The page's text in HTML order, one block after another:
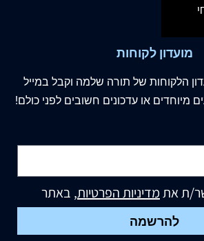
מועדון לקוחות
הלקוחות של תורה שלמה וקבל במייל
מיוחדים או עדכונים חשובים לפני כולם!
ת אתמדיניות הפרטיות, באתר
להרשמה